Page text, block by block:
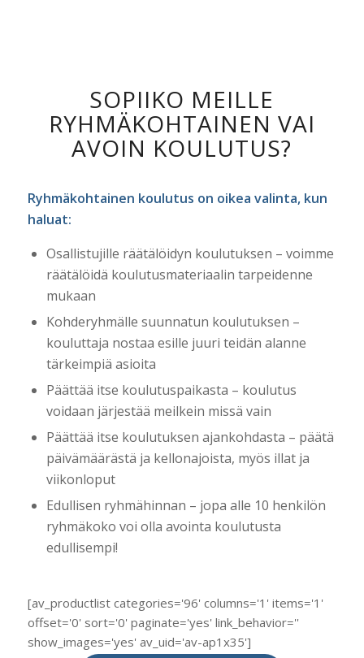
SOPIIKO MEILLE
RYHMÄKOHTAINEN VAI
AVOIN KOULUTUS?
Ryhmäkohtainen koulutus on oikea valinta, kun
haluat:
Osallistujille räätälöidyn koulutuksen – voimme
räätälöidä koulutusmateriaalin tarpeidenne
mukaan
Kohderyhmälle suunnatun koulutuksen –
kouluttaja nostaa esille juuri teidän alanne
tärkeimpiä asioita
Päättää itse koulutuspaikasta – koulutus
voidaan järjestää meilkein missä vain
Päättää itse koulutuksen ajankohdasta – päätä
päivämäärästä ja kellonajoista, myös illat ja
viikonloput
Edullisen ryhmähinnan – jopa alle 10 henkilön
ryhmäkoko voi olla avointa koulutusta
edullisempi!
[av_productlist categories='96' columns='1' items='1'
offset='0' sort='0' paginate='yes' link_behavior=''
show_images='yes' av_uid='av-ap1x35']